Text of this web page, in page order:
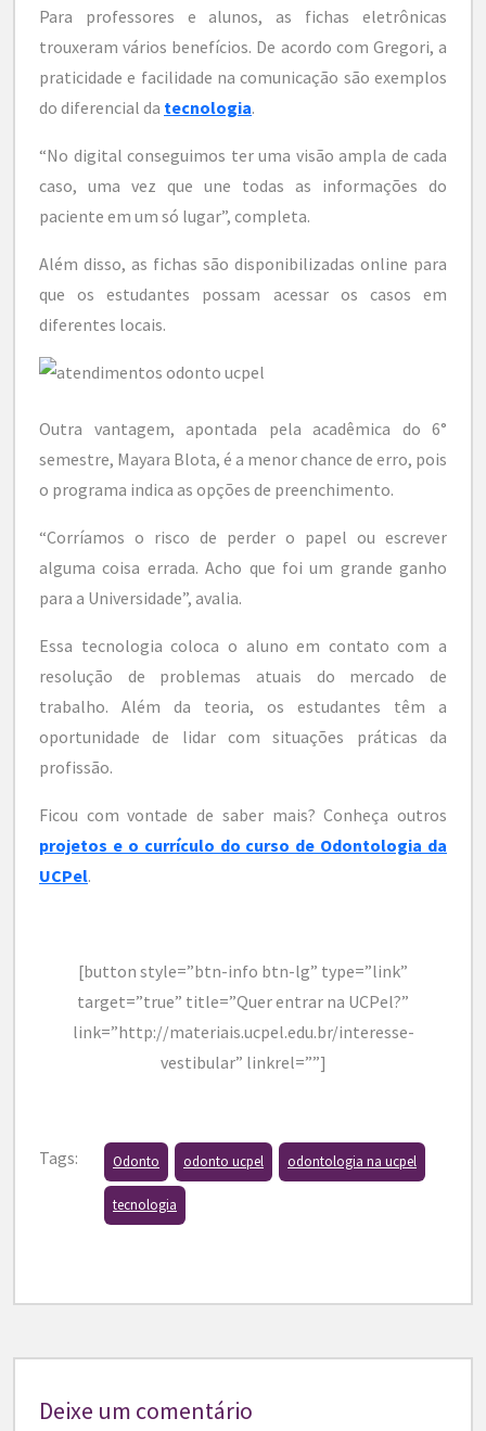
Para professores e alunos, as fichas eletrônicas
trouxeram vários benefícios. De acordo com Gregori, a
praticidade e facilidade na comunicação são exemplos
do diferencial da tecnologia.
“No digital conseguimos ter uma visão ampla de cada
caso, uma vez que une todas as informações do
paciente em um só lugar”, completa.
Além disso, as fichas são disponibilizadas online para
que os estudantes possam acessar os casos em
diferentes locais.
Outra vantagem, apontada pela acadêmica do 6°
semestre, Mayara Blota, é a menor chance de erro, pois
o programa indica as opções de preenchimento.
“Corríamos o risco de perder o papel ou escrever
alguma coisa errada. Acho que foi um grande ganho
para a Universidade”, avalia.
Essa tecnologia coloca o aluno em contato com a
resolução de problemas atuais do mercado de
trabalho. Além da teoria, os estudantes têm a
oportunidade de lidar com situações práticas da
profissão.
Ficou com vontade de saber mais? Conheça outros
projetos e o currículo do curso de Odontologia da
UCPel.
[button style=”btn-info btn-lg” type=”link”
target=”true” title=”Quer entrar na UCPel?”
link=”http://materiais.ucpel.edu.br/interesse-
vestibular” linkrel=””]
Tags: Odonto odonto ucpel odontologia na ucpel
tecnologia
Deixe um comentário